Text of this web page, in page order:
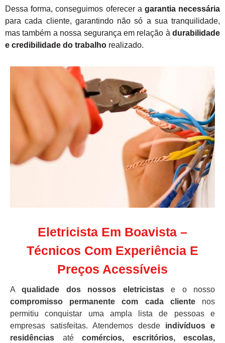
Dessa forma, conseguimos oferecer a garantia necessária
para cada cliente, garantindo não só a sua tranquilidade,
mas também a nossa segurança em relação à durabilidade
e credibilidade do trabalho realizado.
Eletricista Em Boavista –
Técnicos Com Experiência E
Preços Acessíveis
Aqualidade dos nossos eletricistase o nosso
compromisso permanente com cada clientenos
permitiu conquistar uma ampla lista de pessoas e
empresas satisfeitas. Atendemos desde indivíduos e
residências até comércios, escritórios, escolas,